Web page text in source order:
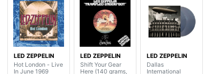
LED ZEPPELIN
Hot London - Live
In June 1969
LED ZEPPELIN
Shift Your Gear
Here (140 grams,
LED ZEPPELIN
Dallas
International